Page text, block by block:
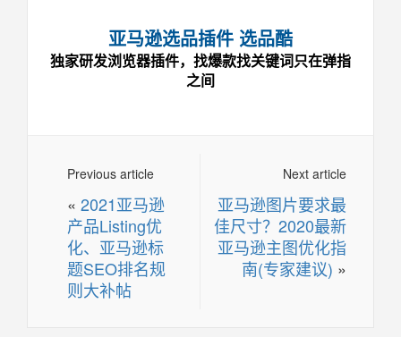
亚马逊选品插件 选品酷
独家研发浏览器插件，找爆款找关键词只在弹指
之间
Next article
亚马逊图片要求最
佳尺寸？2020最新
亚马逊主图优化指
南(专家建议) »
Previous article
« 2021亚马逊
产品Listing优
化、亚马逊标
题SEO排名规
则大补帖